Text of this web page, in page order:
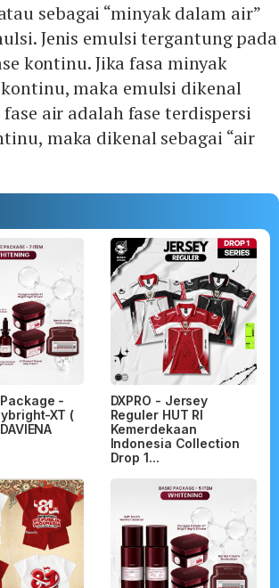
sebagai “minyak dalam air”
Jenis emulsi tergantung pada
kontinu. Jika fasa minyak
maka emulsi dikenal
air adalah fase terdispersi
maka dikenal sebagai “air
-
XT (
DXPRO - Jersey
Reguler HUT RI
Kemerdekaan
Indonesia Collection
Drop 1...